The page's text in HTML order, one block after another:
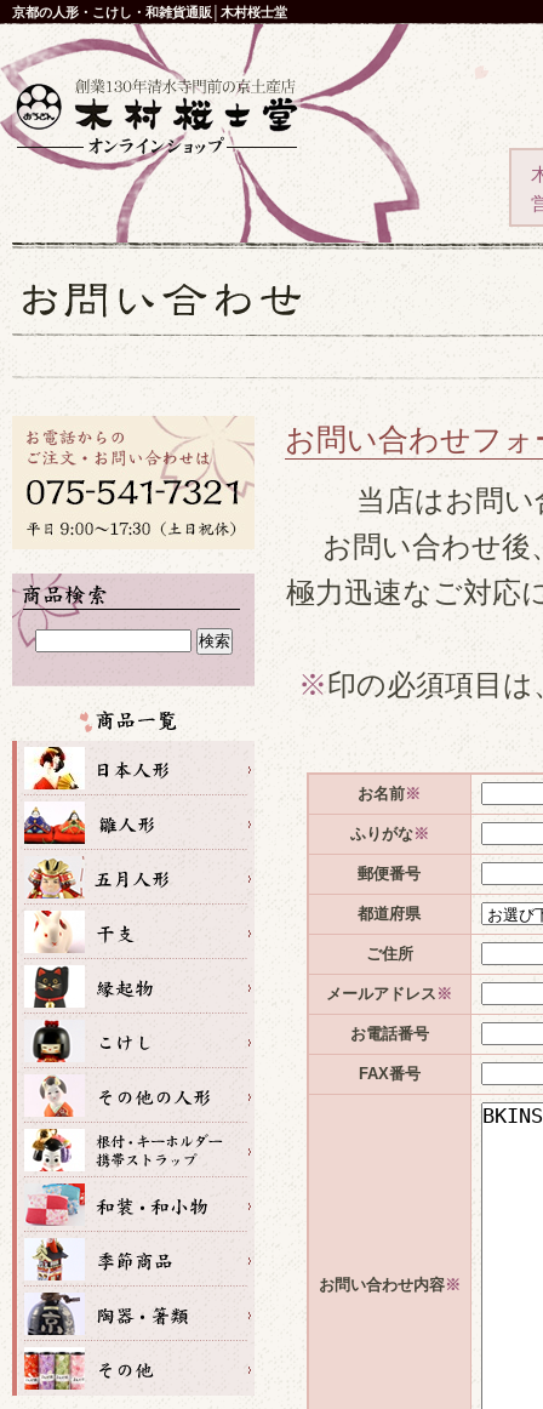
京都の人形・こけし・和雑貨通販│木村桜士堂
お問い合わせフォ
当店はお問
お問い合わせ後
極力迅速なご対応
※印の必須項目
お名前※
ふりがな※
郵便番号
都道府県
ご住所
メールアドレス ※
お電話番号
FAX番号
お問い合わせ内容※